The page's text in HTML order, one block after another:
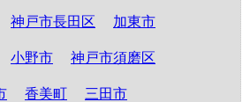
神戸市長田区 加東市
小野市 神戸市須磨区
香美町 三田市